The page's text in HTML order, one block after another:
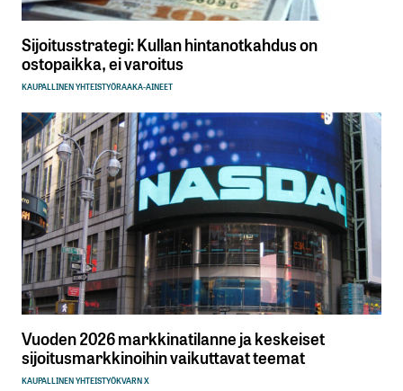
Sijoitusstrategi: Kullan hintanotkahdus on
ostopaikka, ei varoitus
KAUPALLINEN YHTEISTYÖRAAKA-AINEET
Vuoden 2026 markkinatilanne ja keskeiset
sijoitusmarkkinoihin vaikuttavat teemat
KAUPALLINEN YHTEISTYÖKVARN X